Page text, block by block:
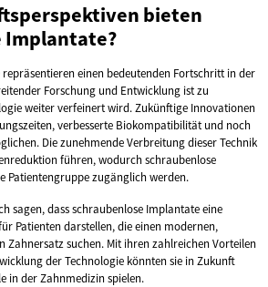
bieten
Implantate?
einen bedeutenden Fortschritt in der
Forschung und Entwicklung ist zu
weiter verfeinert wird. Zukünftige Innovationen
verbesserte Biokompatibilität und noch
Die zunehmende Verbreitung dieser Technik
führen, wodurch schraubenlose
Patientengruppe zugänglich werden.
sagen, dass schraubenlose Implantate eine
Patienten darstellen, die einen modernen,
Zahnersatz suchen. Mit ihren zahlreichen Vorteilen
der Technologie könnten sie in Zukunft
in der Zahnmedizin spielen.